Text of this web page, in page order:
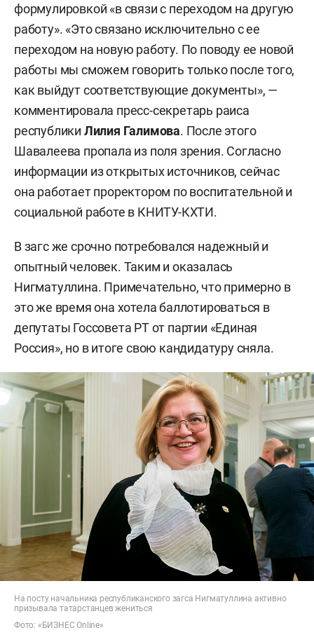
формулировкой «в связи с переходом на другую
работу». «Это связано исключительно с ее
переходом на новую работу. По поводу ее новой
работы мы сможем говорить только после того,
как выйдут соответствующие документы», —
комментировала пресс-секретарь раиса
республики Лилия Галимова. После этого
Шавалеева пропала из поля зрения. Согласно
информации из открытых источников, сейчас
она работает проректором по воспитательной и
социальной работе в КНИТУ-КХТИ.
В загс же срочно потребовался надежный и
опытный человек. Таким и оказалась
Нигматуллина. Примечательно, что примерно в
это же время она хотела баллотироваться в
депутаты Госсовета РТ от партии «Единая
Россия», но в итоге свою кандидатуру сняла.
На посту начальника республиканского загса Нигматуллина активно
призывала татарстанцев жениться
Фото: «БИЗНЕС Online»